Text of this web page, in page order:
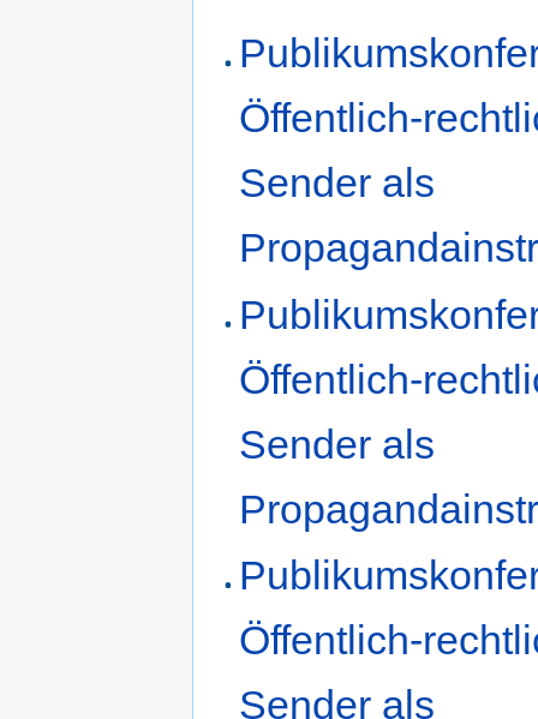
Öffentlich-
Sender als
Öffentlich-
Sender als
Öffentlich-
Sender als